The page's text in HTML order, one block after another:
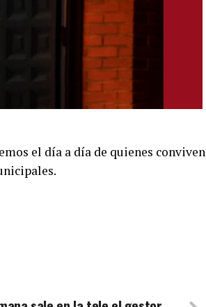
el día a día de quienes conviven